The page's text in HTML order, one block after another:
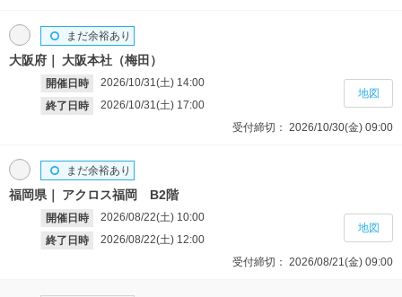
大阪府 大阪本社（梅田）
開催日時 2026/10/31(土) 14:00
終了日時
2026/10/31(土) 17:00
まだ余裕あり
受付締切： 2026/10/30(金) 09:00
地図
福岡県 アクロス福岡 B2階
開催日時 2026/08/22(土) 10:00
終了日時
2026/08/22(土) 12:00
まだ余裕あり
受付締切： 2026/08/21(金) 09:00
地図